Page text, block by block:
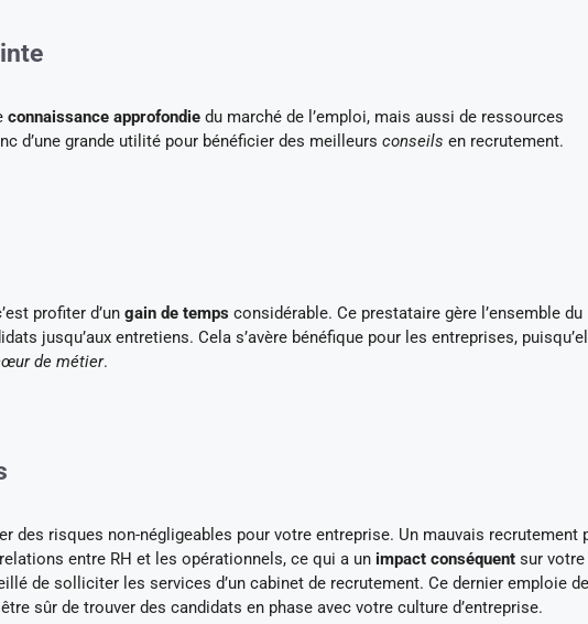
connaissance approfondie du marché de l’emploi, mais aussi de ressources
d’une grande utilité pour bénéficier des meilleurs conseils en recrutement.
profiter d’un gain de temps considérable. Ce prestataire gère l’ensemble du
jusqu’aux entretiens. Cela s’avère bénéfique pour les entreprises,
de métier.
des risques non-négligeables pour votre entreprise. Un mauvais recrutement
entre RH et les opérationnels, ce qui a un impact conséquent sur votre
de solliciter les services d’un cabinet de recrutement. Ce dernier emploie
sûr de trouver des candidats en phase avec votre culture d’entreprise.